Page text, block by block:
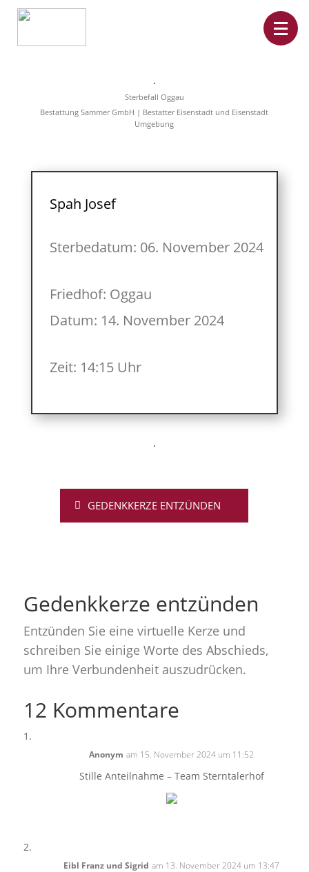
Rat&Hilfe
Sterbefälle
Sterbefall Oggau
Bestattung Sammer GmbH | Bestatter Eisenstadt und Eisenstadt
Umgebung
Spah Josef
Sterbedatum: 06. November 2024
Friedhof: Oggau
Datum: 14. November 2024
Zeit: 14:15 Uhr
GEDENKKERZE ENTZÜNDEN
Gedenkkerze entzünden
Entzünden Sie eine virtuelle Kerze und
schreiben Sie einige Worte des Abschieds,
um Ihre Verbundenheit auszudrücken.
12 Kommentare
Anonym am 15. November 2024 um 11:52
Stille Anteilnahme – Team Sterntalerhof
Eibl Franz und Sigrid am 13. November 2024 um 13:47